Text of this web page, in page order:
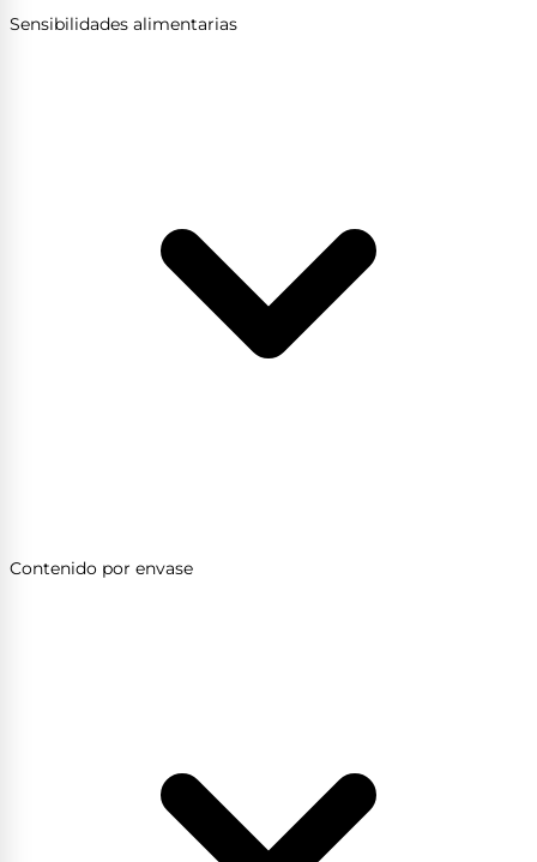
Sensibilidades alimentarias
Contenido por envase